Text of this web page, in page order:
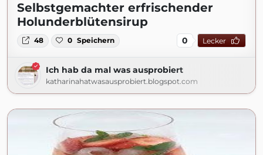
Selbstgemachter erfrischender
Holunderblütensirup
48 0 Speichern 0 Lecker
Ich hab da mal was ausprobiert
katharinahatwasausprobiert.blogspot.com